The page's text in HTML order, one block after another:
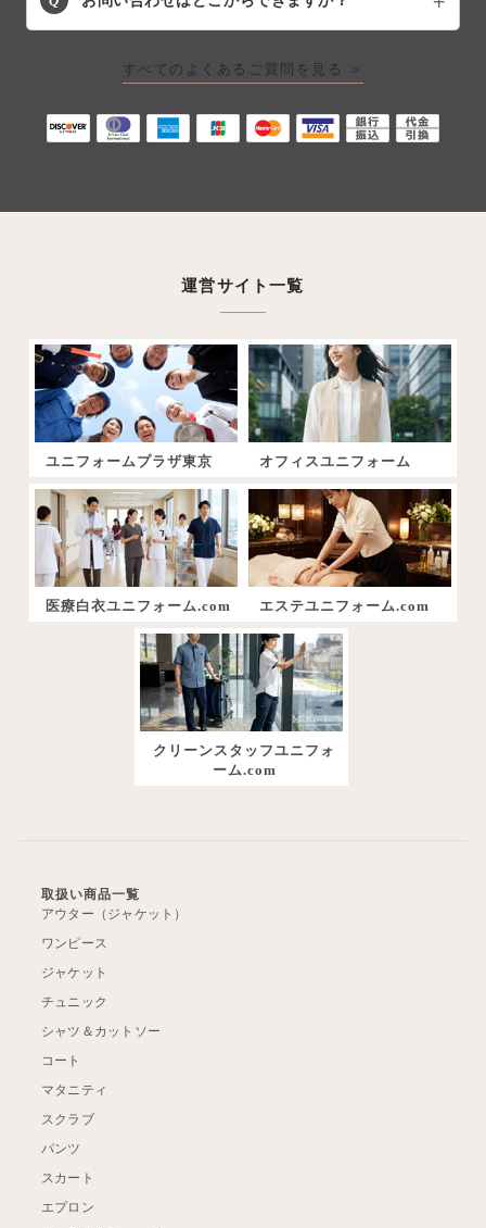
すべてのよくあるご質問を見る ＞
運営サイト一覧
ユニフォームプラザ東京 オフィスユニフォーム
医療白衣ユニフォーム.com エステユニフォーム.com
クリーンスタッフユニフォ
ーム.com
取扱い商品一覧
アウター（ジャケット）
ワンピース
ジャケット
チュニック
シャツ＆カットソー
コート
マタニティ
スクラブ
パンツ
スカート
エプロン